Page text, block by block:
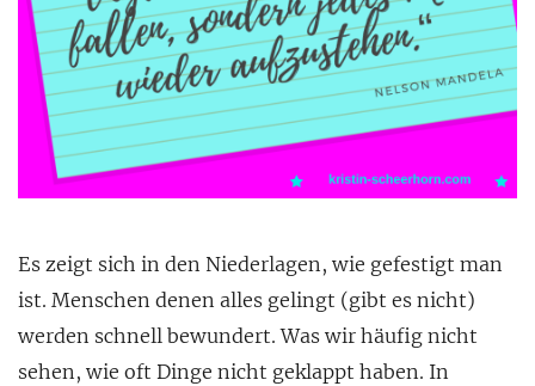
Es zeigt sich in den Niederlagen, wie gefestigt man
ist. Menschen denen alles gelingt (gibt es nicht)
werden schnell bewundert. Was wir häufig nicht
sehen, wie oft Dinge nicht geklappt haben. In